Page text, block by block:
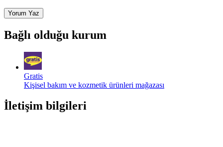
Yorum Yaz
Bağlı olduğu kurum
Gratis
Kişisel bakım ve kozmetik ürünleri mağazası
İletişim bilgileri